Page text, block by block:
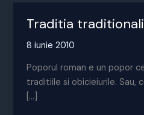
Traditia
8 iunie 2010
Poporul roman e un popor
traditiile si obicieiurile. Sau,
[…]